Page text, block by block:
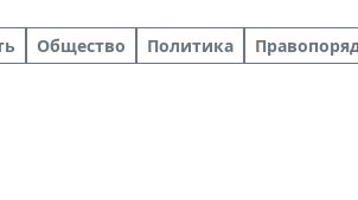
Общество Политика